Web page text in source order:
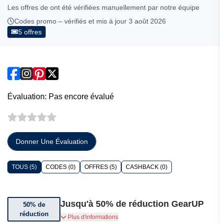
Les offres de ont été vérifiées manuellement par notre équipe
Codes promo – vérifiés et mis à jour 3 août 2026
5 offres
Évaluation: Pas encore évalué
Donner Une Évaluation
TOUS (5) CODES (0) OFFRES (5) CASHBACK (0)
50% de
réduction
Jusqu'à 50% de réduction GearUP
Jusqu'à 50% de réduction sur une sélection
Plus d'informations